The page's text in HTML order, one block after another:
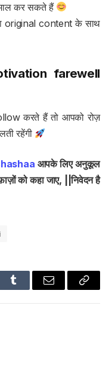
कर सकते हैं
original content के साथ
farewell
करते हैं तो आपको रोज़
रहेंगी
आपके लिए अनुकूल
को कहा जाए, ||निवेदन है
Tumblr Email
Copy